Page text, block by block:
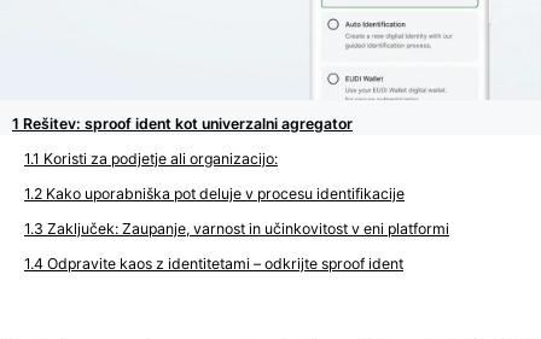
Rešitev: sproof ident kot univerzalni agregator
Koristi za podjetje ali organizacijo:
Kako uporabniška pot deluje v procesu identifikacije
Zaključek: Zaupanje, varnost in učinkovitost v eni platformi
Odpravite kaos z identitetami – odkrijte sproof ident